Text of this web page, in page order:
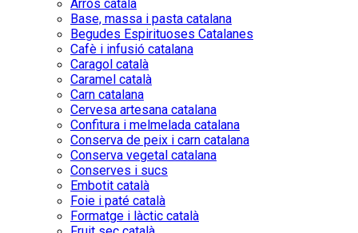
Arròs català
Base, massa i pasta catalana
Begudes Espirituoses Catalanes
Cafè i infusió catalana
Caragol català
Caramel català
Carn catalana
Cervesa artesana catalana
Confitura i melmelada catalana
Conserva de peix i carn catalana
Conserva vegetal catalana
Conserves i sucs
Embotit català
Foie i paté català
Formatge i làctic català